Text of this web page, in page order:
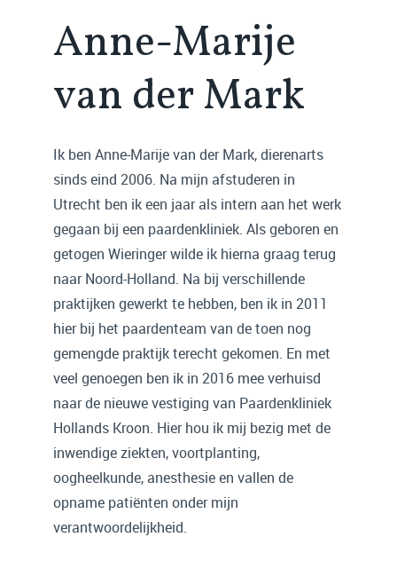
Anne-Marije
van der Mark
Ik ben Anne-Marije van der Mark, dierenarts
sinds eind 2006. Na mijn afstuderen in
Utrecht ben ik een jaar als intern aan het werk
gegaan bij een paardenkliniek. Als geboren en
getogen Wieringer wilde ik hierna graag terug
naar Noord-Holland. Na bij verschillende
praktijken gewerkt te hebben, ben ik in 2011
hier bij het paardenteam van de toen nog
gemengde praktijk terecht gekomen. En met
veel genoegen ben ik in 2016 mee verhuisd
naar de nieuwe vestiging van Paardenkliniek
Hollands Kroon. Hier hou ik mij bezig met de
inwendige ziekten, voortplanting,
oogheelkunde, anesthesie en vallen de
opname patiënten onder mijn
verantwoordelijkheid.